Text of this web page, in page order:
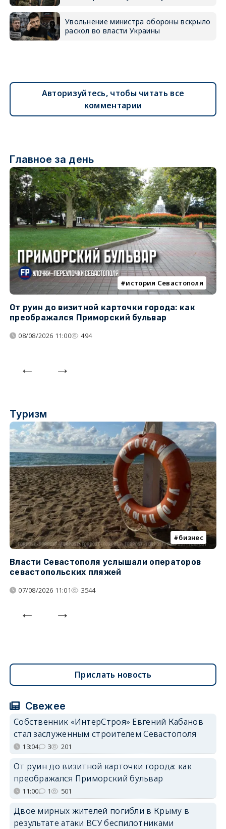
Увольнение министра обороны вскрыло
раскол во власти Украины
Авторизуйтесь, чтобы читать все
комментарии
Главное за день
история Севастополя
От руин до визитной карточки города: как
преображался Приморский бульвар
08/08/2026 11:00 494
Туризм
бизнес
Власти Севастополя услышали операторов
севастопольских пляжей
07/08/2026 11:01 3544
Прислать новость
Свежее
Собственник «ИнтерСтроя» Евгений Кабанов
стал заслуженным строителем Севастополя
13:04 3 201
От руин до визитной карточки города: как
преображался Приморский бульвар
11:00 1 501
Двое мирных жителей погибли в Крыму в
результате атаки ВСУ беспилотниками